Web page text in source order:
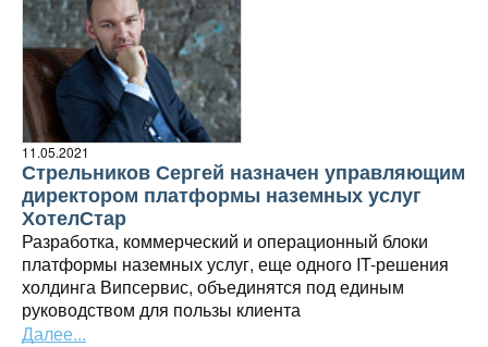
Стрельников Сергей назначен управляющим
директором платформы наземных услуг
ХотелСтар
Разработка, коммерческий и операционный блоки
платформы наземных услуг, еще одного IT-решения
холдинга Випсервис, объединятся под единым
руководством для пользы клиента
11.05.2021
Далее...